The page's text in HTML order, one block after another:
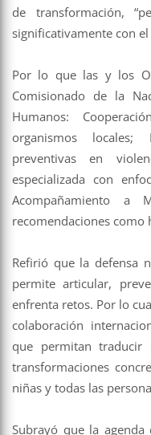
de transformación,
significativamente con
Por lo que las y los
Comisionado de la
Humanos:
organismos locales;
preventivas en
especializada con
Acompañamiento a
recomendaciones
Refirió que la defensa
permite articular,
enfrenta retos. Por lo
colaboración
que permitan traducir
transformaciones
niñas y todas las
Subrayó que la